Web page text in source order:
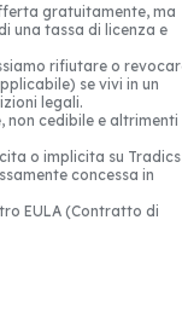
gratuitamente, ma
una tassa di licenza e
rifiutare o
se vivi in un
legali.
non cedibile e altrimenti
o implicita su Tradics
concessa in
EULA (Contratto di